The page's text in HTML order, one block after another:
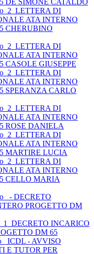
DE SIMONE CATALDO
DI
ATA INTERNO
CHERUBINO
DI
ATA INTERNO
CASOLE GIUSEPPE
DI
ATA INTERNO
SPERANZA CARLO
DI
ATA INTERNO
ROSE DANIELA
DI
ATA INTERNO
MARTIRE LUCIA
DI
ATA INTERNO
CELLO MARIA
- DECRETO
PROGETTO DM
INCARICO
DM 65
_ICDL - AVVISO
E TUTOR PER